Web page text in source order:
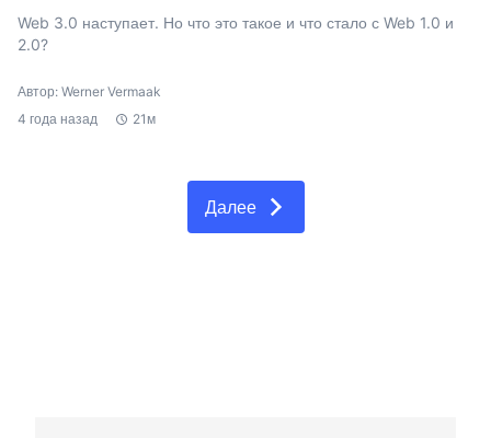
Web 3.0 наступает. Но что это такое и что стало с Web 1.0 и
2.0?
Автор: Werner Vermaak
4 года назад
21м
Далее